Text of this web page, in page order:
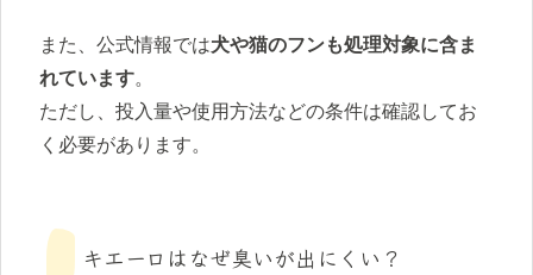
また、公式情報では犬や猫のフンも処理対象に含ま
れています。
ただし、投入量や使用方法などの条件は確認してお
く必要があります。
キエーロはなぜ臭いが出にくい？